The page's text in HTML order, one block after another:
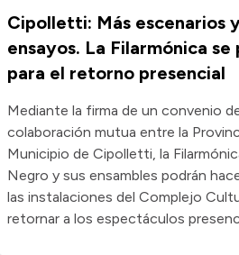
Cipolletti: Más escenarios
ensayos. La Filarmónica se
para el retorno presencial
Mediante la firma de un convenio
colaboración mutua entre la
Municipio de Cipolletti, la
Negro y sus ensambles podrán
las instalaciones del Complejo
retornar a los espectáculos